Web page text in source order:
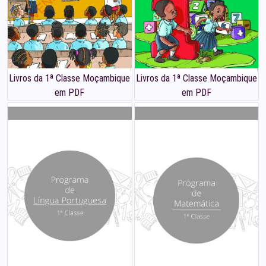
Livros da 1ª Classe Moçambique
em PDF
Livros da 1ª Classe Moçambique
em PDF